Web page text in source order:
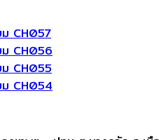
ม CH057
ม CH056
ม CH055
ม CH054